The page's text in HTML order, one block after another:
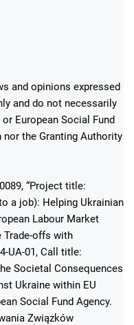
and opinions expressed
and do not necessarily
European Social Fund
nor the Granting Authority
“Project title:
a job): Helping Ukrainian
Labour Market
Trade-offs with
UA-01, Call title:
Societal Consequences
Ukraine within EU
Social Fund Agency.
Związków